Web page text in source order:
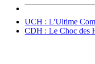
UCH : L'Ultime
CDH : Le Choc des